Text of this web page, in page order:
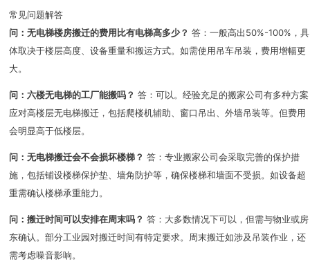
常见问题解答
问：无电梯楼房搬迁的费用比有电梯高多少？ 答：一般高出50%-100%，具
体取决于楼层高度、设备重量和搬运方式。如需使用吊车吊装，费用增幅更
大。
问：六楼无电梯的工厂能搬吗？ 答：可以。经验充足的搬家公司有多种方案
应对高楼层无电梯搬迁，包括爬楼机辅助、窗口吊出、外墙吊装等。但费用
会明显高于低楼层。
问：无电梯搬迁会不会损坏楼梯？ 答：专业搬家公司会采取完善的保护措
施，包括铺设楼梯保护垫、墙角防护等，确保楼梯和墙面不受损。如设备超
重需确认楼梯承重能力。
问：搬迁时间可以安排在周末吗？ 答：大多数情况下可以，但需与物业或房
东确认。部分工业园对搬迁时间有特定要求。周末搬迁如涉及吊装作业，还
需考虑噪音影响。